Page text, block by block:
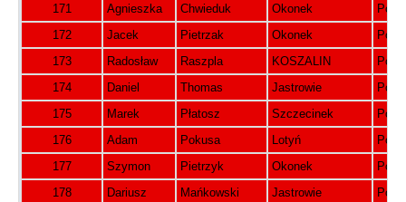
171
Agnieszka Chwieduk Okonek
172
Jacek Pietrzak Okonek
173
Radosław Raszpla KOSZALIN
174
Daniel Thomas Jastrowie
175
Marek Płatosz Szczecinek
176
Adam Pokusa Lotyń
177
Szymon Pietrzyk Okonek
178
Dariusz Mańkowski Jastrowie